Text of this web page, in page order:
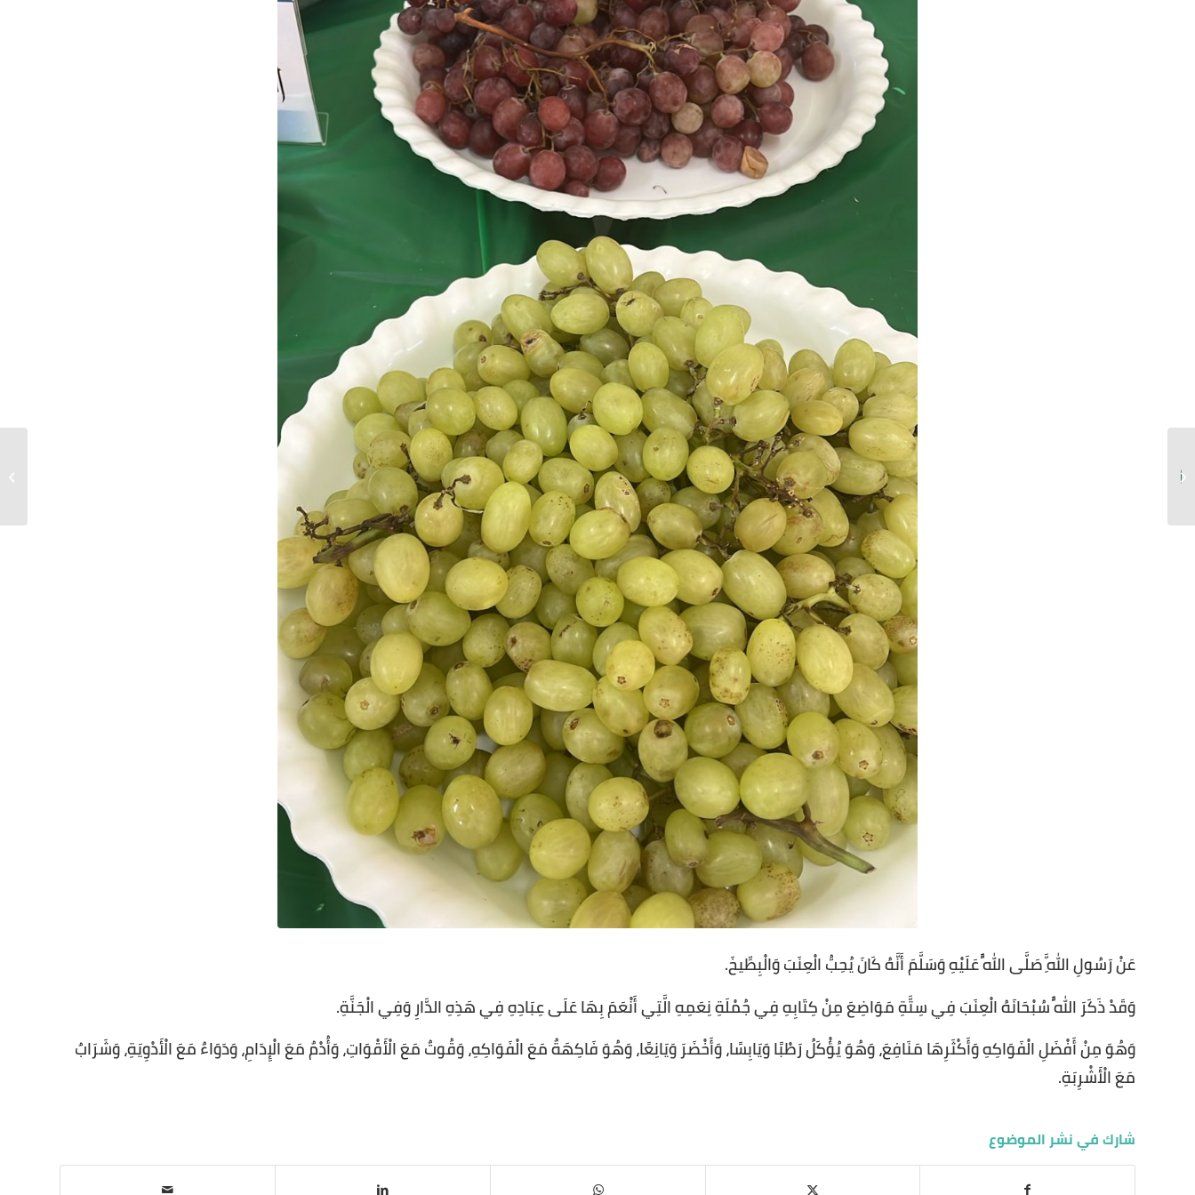
عَنْ رَسُولِ اللَّهِ صَلَّى اللَّهُ عَلَيْهِ وَسَلَّمَ أَنَّهُ كَانَ يُحِبُّ الْعِنَبَ وَالْبِطِّيخَ.
وَقَدْ ذَكَرَ اللَّهُ سُبْحَانَهُ الْعِنَبَ فِي سِتَّةِ مَوَاضِعَ مِنْ كِتَابِهِ فِي جُمْلَةِ نِعَمِهِ الَّتِي أَنْعَمَ بِهَا عَلَى عِبَادِهِ فِي هَذِهِ الدَّارِ وَفِي الْجَنَّةِ.
وَهُوَ مِنْ أَفْضَلِ الْفَوَاكِهِ وَأَكْثَرِهَا مَنَافِعَ، وَهُوَ يُؤْكَلُ رَطْبًا وَيَابِسًا، وَأَخْضَرَ وَيَانِعًا، وَهُوَ فَاكِهَةٌ مَعَ الْفَوَاكِهِ، وَقُوتٌ مَعَ الْأَقْوَاتِ، وَأُدْمٌ مَعَ الْإِدَامِ، وَدَوَاءٌ مَعَ الْأَدْوِيَةِ، وَشَرَابٌ
مَعَ الْأَشْرِبَةِ.
شارك في نشر الموضوع
الموز